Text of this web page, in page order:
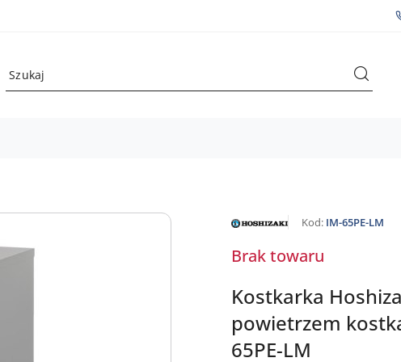
NAZWA
PRODUCENTA:Kod: IM-65PE-LM
Brak towaru
Kostkarka
powietrzem
65PE-LM